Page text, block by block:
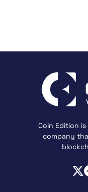
Coin Edition
company